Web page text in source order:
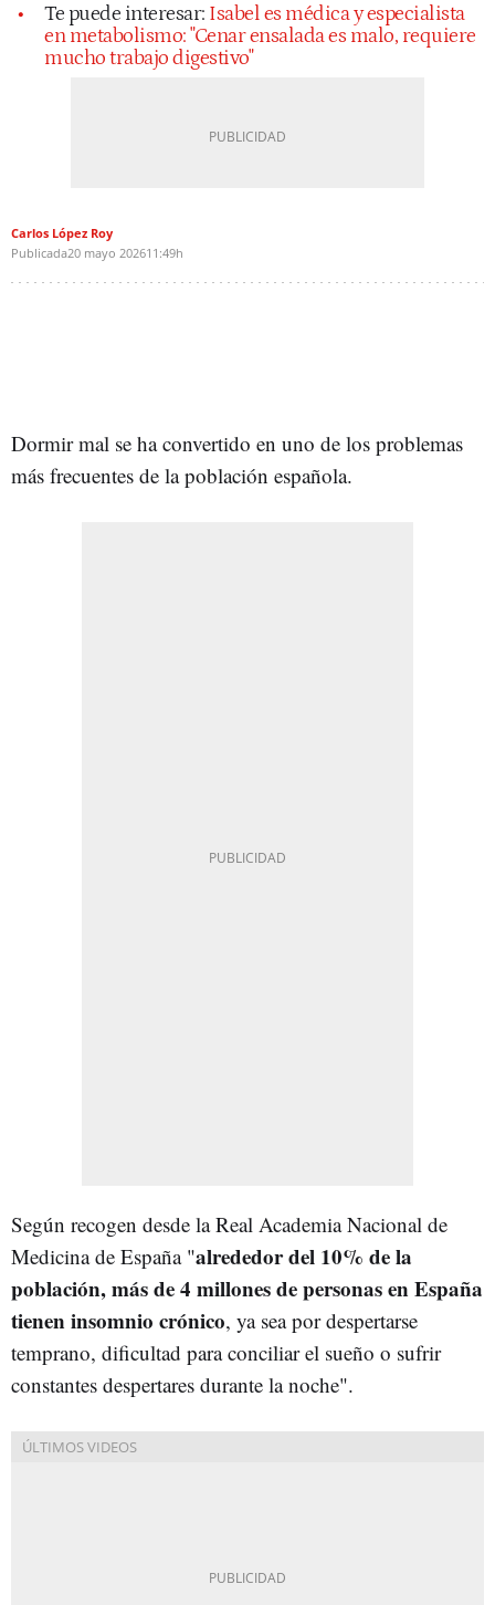
Te puede interesar: Isabel es médica y especialista
en metabolismo: "Cenar ensalada es malo, requiere
mucho trabajo digestivo"
Carlos López Roy
Publicada20 mayo 202611:49h
Dormir mal se ha convertido en uno de los problemas
más frecuentes de la población española.
Según recogen desde la Real Academia Nacional de
Medicina de España "alrededor del 10% de la
población, más de 4 millones de personas en España
tienen insomnio crónico, ya sea por despertarse
temprano, dificultad para conciliar el sueño o sufrir
constantes despertares durante la noche".